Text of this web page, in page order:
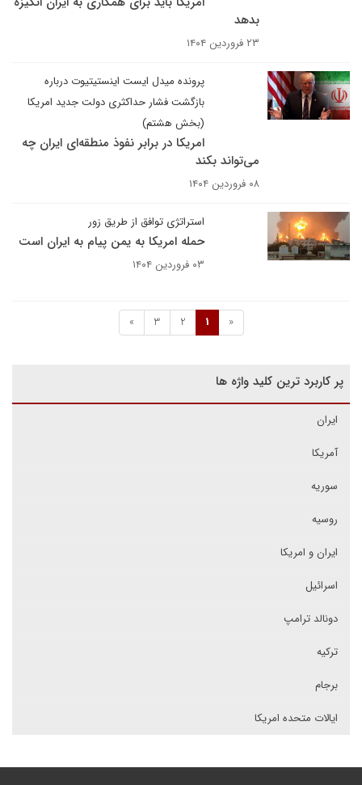
بدهد
۲۳ فروردین ۱۴۰۴
پرونده میدل ایست اینستیتیوت درباره
بازگشت فشار حداکثری دولت جدید امریکا
(بخش هشتم)
امریکا در برابر نفوذ منطقه‌ای ایران چه
می‌تواند بکند
۰۸ فروردین ۱۴۰۴
استراتژی توافق از طریق زور
حمله امریکا به یمن پیام به ایران است
۰۳ فروردین ۱۴۰۴
«
1
2
3
»
پر کاربرد ترین کلید واژه ها
ایران
آمریکا
سوریه
روسیه
ایران و امریکا
اسرائیل
دونالد ترامپ
ترکیه
برجام
ایالات متحده امریکا